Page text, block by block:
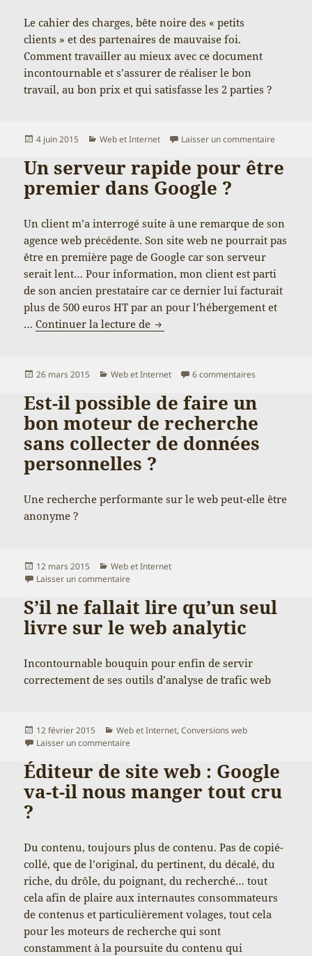
Le cahier des charges, bête noire des « petits
clients » et des partenaires de mauvaise foi.
Comment travailler au mieux avec ce document
incontournable et s’assurer de réaliser le bon
travail, au bon prix et qui satisfasse les 2 parties ?
Publié
4 juin 2015 Catégories
Web et Internet Laisser un commentairesur Pas
Un serveur rapide pour être
premier dans Google ?
Un client m’a interrogé suite à une remarque de son
agence web précédente. Son site web ne pourrait pas
être en première page de Google car son serveur
serait lent… Pour information, mon client est parti
de son ancien prestataire car ce dernier lui facturait
plus de 500 euros HT par an pour l’hébergement et
…Continuer la lecture de Un serveur rapide pour être
Publié
26 mars 2015 Catégories
Web et Internet 6 commentaires
Est-il possible de faire un
bon moteur de recherche
sans collecter de données
personnelles ?
Une recherche performante sur le web peut-elle être
anonyme ?
Publié
le
12 mars 2015 Catégories
Web et Internet
Laisser un commentairesur Est-il possible de faire un bon moteur de
S’il ne fallait lire qu’un seul
livre sur le web analytic
Incontournable bouquin pour enfin de servir
correctement de ses outils d’analyse de trafic web
Publié
le
12 février 2015 Catégories
Web et Internet,Conversions web
Laisser un commentairesur S’il ne fallait lire qu’un seul livre sur le web
Éditeur de site web : Google
va-t-il nous manger tout cru
?
Du contenu, toujours plus de contenu. Pas de copié-
collé, que de l’original, du pertinent, du décalé, du
riche, du drôle, du poignant, du recherché… tout
cela afin de plaire aux internautes consommateurs
de contenus et particulièrement volages, tout cela
pour les moteurs de recherche qui sont
constamment à la poursuite du contenu qui